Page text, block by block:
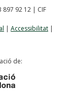
92 12 | CIF
| Accessibilitat |
de: